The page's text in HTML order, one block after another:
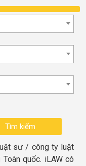
sư / công ty luật
quốc. iLAW có